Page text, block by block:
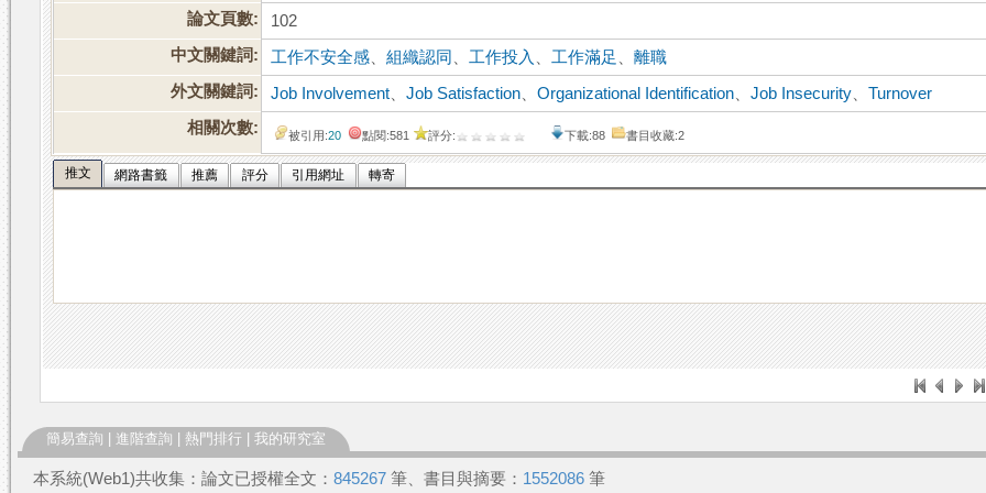
論文頁數:
102
中文關鍵詞:
工作不安全感 、組織認同 工作投入 工作滿足 、離職
外文關鍵詞:
Job Involvement 、Job Satisfaction 、Organizational Identification 、Job Insecurity 、Turnover
相關次數:
被引用:20 點閱:581 評分: 下載:88 書目收藏:2
推文 網路書籤 推薦 評分 引用網址 轉寄
簡易查詢 進階查詢 熱門排行 我的研究室
本系統(Web1)共收集：論文已授權全文： 845267 筆、書目與摘要： 1552086 筆